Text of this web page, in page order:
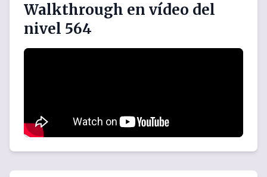
Walkthrough en vídeo del
nivel 564